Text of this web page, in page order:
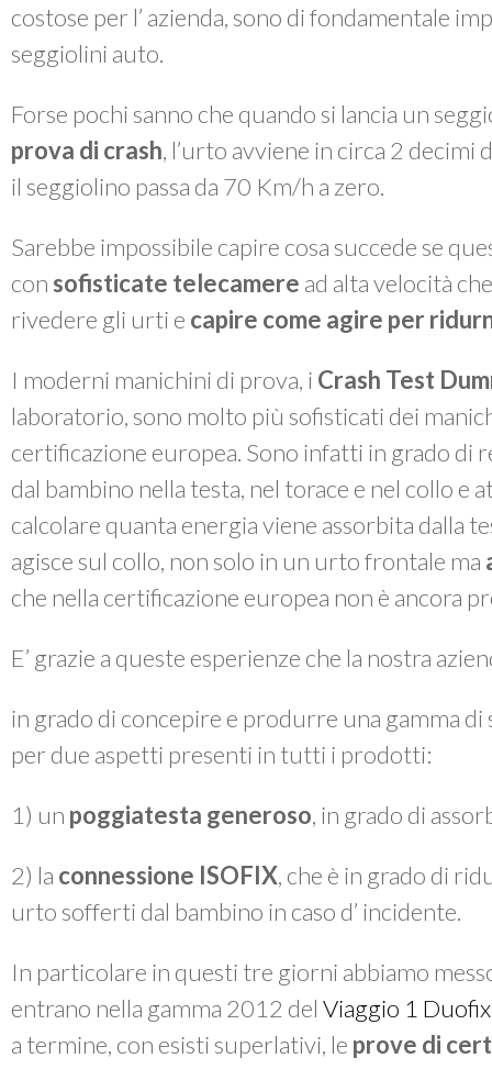
costose per l’ azienda, sono di fondamentale
seggiolini auto.
Forse pochi sanno che quando si lancia un
prova di crash, l’urto avviene in circa 2
il seggiolino passa da 70 Km/h a zero.
Sarebbe impossibile capire cosa succede se
con sofisticate telecamere ad alta velocità
rivedere gli urti e capire come agire per
I moderni manichini di prova, i Crash Test
laboratorio, sono molto più sofisticati dei
certificazione europea. Sono infatti in grado di
dal bambino nella testa, nel torace e nel collo e
calcolare quanta energia viene assorbita dalla
agisce sul collo, non solo in un urto frontale ma
che nella certificazione europea non è ancora
E’ grazie a queste esperienze che la nostra
in grado di concepire e produrre una gamma
per due aspetti presenti in tutti i prodotti:
1) un poggiatesta generoso, in grado di
2) la connessione ISOFIX, che è in grado di
urto sofferti dal bambino in caso d’ incidente.
In particolare in questi tre giorni abbiamo
entrano nella gamma 2012 del Viaggio 1
a termine, con esisti superlativi, le prove di